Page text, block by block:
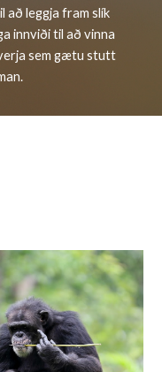
að leggja fram slík
innviði til að vinna
sem gætu stutt